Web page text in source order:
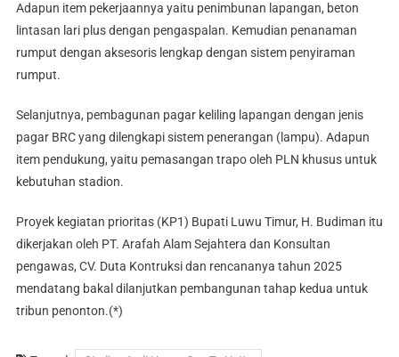
Adapun item pekerjaannya yaitu penimbunan lapangan, beton
lintasan lari plus dengan pengaspalan. Kemudian penanaman
rumput dengan aksesoris lengkap dengan sistem penyiraman
rumput.
Selanjutnya, pembagunan pagar keliling lapangan dengan jenis
pagar BRC yang dilengkapi sistem penerangan (lampu). Adapun
item pendukung, yaitu pemasangan trapo oleh PLN khusus untuk
kebutuhan stadion.
Proyek kegiatan prioritas (KP1) Bupati Luwu Timur, H. Budiman itu
dikerjakan oleh PT. Arafah Alam Sejahtera dan Konsultan
pengawas, CV. Duta Kontruksi dan rencananya tahun 2025
mendatang bakal dilanjutkan pembangunan tahap kedua untuk
tribun penonton.(*)